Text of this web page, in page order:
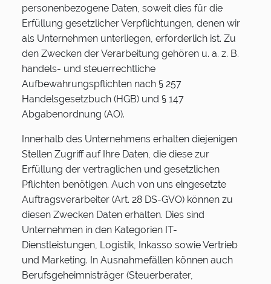
personenbezogene Daten, soweit dies für die
Erfüllung gesetzlicher Verpflichtungen, denen wir
als Unternehmen unterliegen, erforderlich ist. Zu
den Zwecken der Verarbeitung gehören u. a. z. B.
handels- und steuerrechtliche
Aufbewahrungspflichten nach § 257
Handelsgesetzbuch (HGB) und § 147
Abgabenordnung (AO).
Innerhalb des Unternehmens erhalten diejenigen
Stellen Zugriff auf Ihre Daten, die diese zur
Erfüllung der vertraglichen und gesetzlichen
Pflichten benötigen. Auch von uns eingesetzte
Auftragsverarbeiter (Art. 28 DS-GVO) können zu
diesen Zwecken Daten erhalten. Dies sind
Unternehmen in den Kategorien IT-
Dienstleistungen, Logistik, Inkasso sowie Vertrieb
und Marketing. In Ausnahmefällen können auch
Berufsgeheimnisträger (Steuerberater,